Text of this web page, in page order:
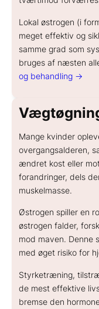
Lokal østrogen (i
meget effektiv og
samme grad som
bruges af næsten
og behandling →
Mange kvinder
overgangsalderen,
ændret kost eller
forandringer, dels
muskelmasse.
Østrogen spiller en
østrogen falder,
mod maven. Denne
med øget risiko for
Styrketræning,
de mest effektive
bremse den